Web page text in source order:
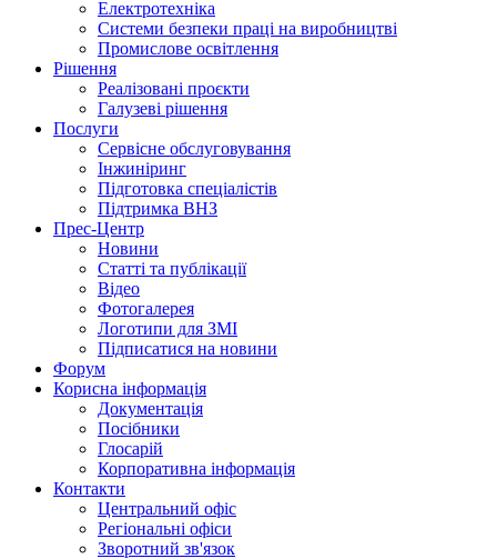
Електротехніка
Системи безпеки праці на виробництві
Промислове освітлення
Рішення
Реалізовані проєкти
Галузеві рішення
Послуги
Сервісне обслуговування
Інжиніринг
Підготовка спеціалістів
Підтримка ВНЗ
Прес-Центр
Новини
Статті та публікації
Відео
Фотогалерея
Логотипи для ЗМІ
Підписатися на новини
Форум
Корисна інформація
Документація
Посібники
Глосарій
Корпоративна інформація
Контакти
Центральний офіс
Регіональні офіси
Зворотний зв'язок